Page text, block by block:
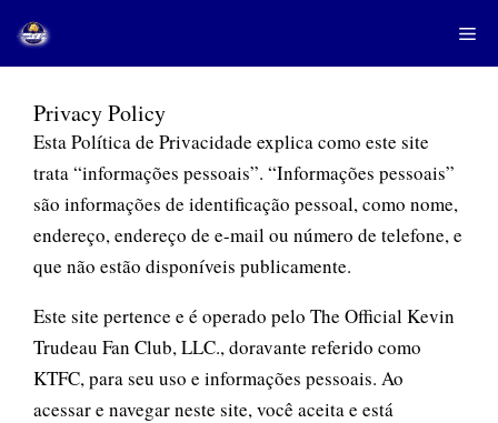
para
conteúdoPrivacy Policy
Esta Política de Privacidade explica como este site
trata “informações pessoais”. “Informações pessoais”
são informações de identificação pessoal, como nome,
endereço, endereço de e-mail ou número de telefone, e
que não estão disponíveis publicamente.
Este site pertence e é operado pelo The Official Kevin
Trudeau Fan Club, LLC., doravante referido como
KTFC, para seu uso e informações pessoais. Ao
acessar e navegar neste site, você aceita e está